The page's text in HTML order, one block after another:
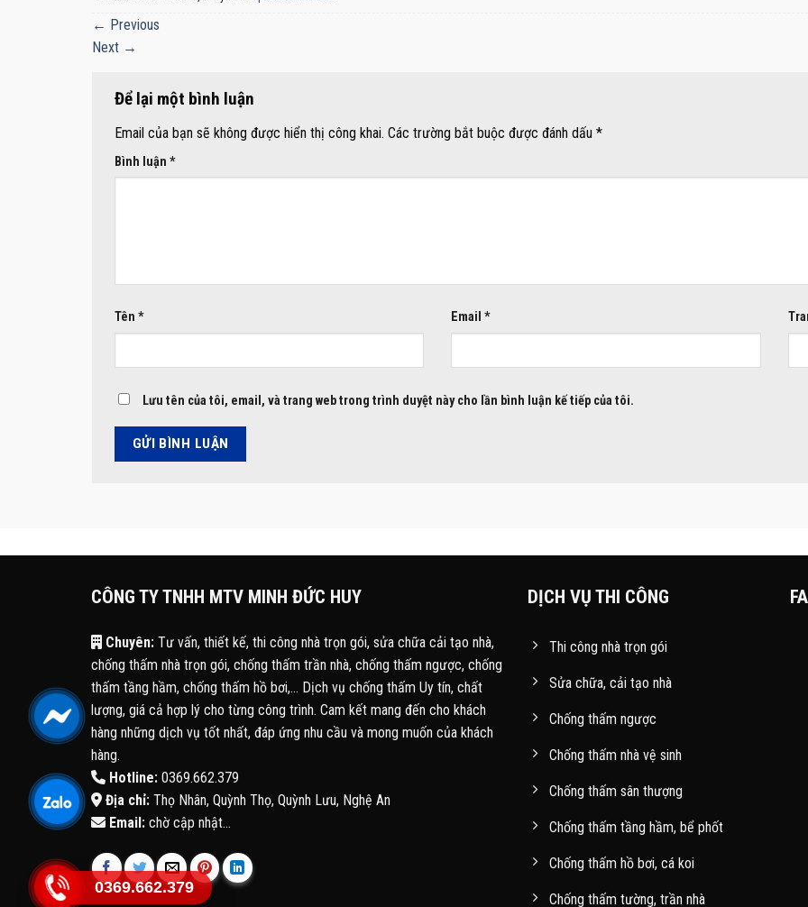
← Previous
Next →
Để lại một bình luận
Email của bạn sẽ không được hiển thị công khai. Các trường bắt buộc được đánh dấu *
Bình luận *
Tên * Email*
Lưu tên của tôi, email, và trang web trong trình duyệt này cho lần bình luận kế tiếp của tôi.
CÔNG TY TNHH MTV MINH ĐỨC HUY
Chuyên:Tư vấn, thiết kế, thi công nhà trọn gói, sửa chữa cải tạo nhà,
chống thấm nhà trọn gói, chống thấm trần nhà, chống thấm ngược, chống
thấm tầng hầm, chống thấm hồ bơi,... Dịch vụ chống thấm Uy tín, chất
lượng, giá cả hợp lý cho từng công trình. Cam kết mang đến cho khách
hàng những dịch vụ tốt nhất, đáp ứng nhu cầu và mong muốn của khách
hàng.
Hotline:0369.662.379
Địa chỉ:Thọ Nhân, Quỳnh Thọ, Quỳnh Lưu, Nghệ An
Email:chờ cập nhật...
DỊCH VỤ THI CÔNG
Thi công nhà trọn gói
Sửa chữa, cải tạo nhà
Chống thấm ngược
Chống thấm nhà vệ sinh
Chống thấm sân thượng
Chống thấm tầng hầm, bể phốt
Chống thấm hồ bơi, cá koi
Chống thấm tường, trần nhà
0369.662.379